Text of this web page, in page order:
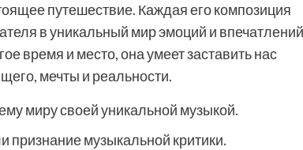
путешествие. Каждая его композиция
в уникальный мир эмоций и
время и место, она умеет заставить нас
мечты и реальности.
миру своей уникальной музыкой.
признание музыкальной критики.